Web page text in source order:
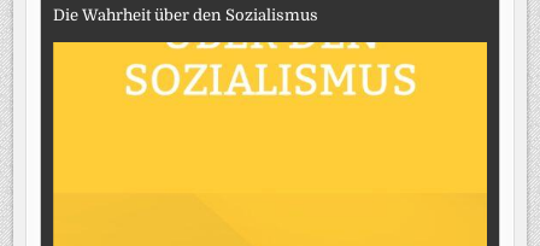
Die Wahrheit über den Sozialismus